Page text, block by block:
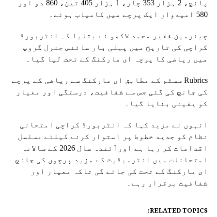
پانچ، 2 ہزار 353 چار، 1 ہزار 405 تین، 860 دو اور
580 امیدوار ایک پرچے میں کامیاب ہوئے۔
چیئرمین فقیر محمد لاکھو نے بتایا کہ انٹربورڈ
کراچی کی تاریخ میں پہلی بار سائنس جنرل گروپ
میں ریاضی کا پرچہ ای مارکنگ کے تحت لیا گیا۔
Rubrics سسٹم کے مطابق ای مارکنگ سے ریاضی کے پرچے
کی جانچ کی گئی جس سے شفافیت، درستگی اور معیار
کو یقینی بنایا گیا۔
انہوں نے مزید کہا کہ انٹربورڈ کراچی امتحانی
نظام کو جدید خطوط پر استوار کرنے کیلئے مسلسل
اقدامات کر رہا ہے اورآئندہ سال 2026 کے سالانہ
امتحانات میں انٹرمیڈیٹ کے مزید پرچوں کی جانچ
ای مارکنگ کے تحت کی جائے گی تاکہ معیار اور
شفافیت برقرار رہے۔
RELATED TOPICS: